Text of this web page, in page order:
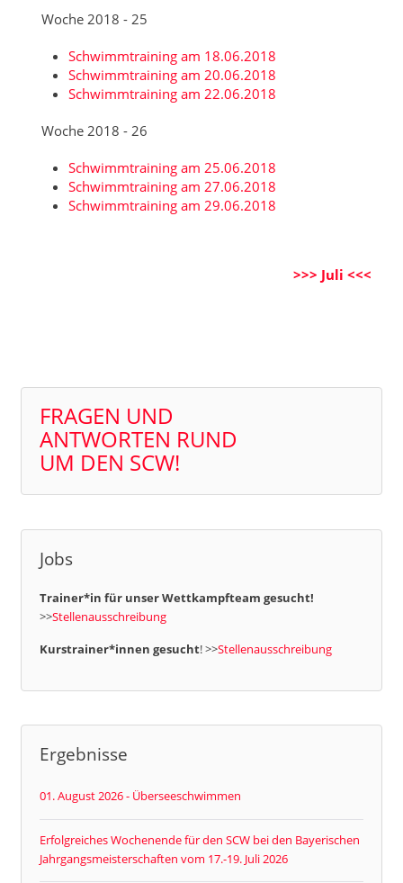
Woche 2018 - 25
Schwimmtraining am 18.06.2018
Schwimmtraining am 20.06.2018
Schwimmtraining am 22.06.2018
Woche 2018 - 26
Schwimmtraining am 25.06.2018
Schwimmtraining am 27.06.2018
Schwimmtraining am 29.06.2018
>>> Juli <<<
FRAGEN UND
ANTWORTEN RUND
UM DEN SCW!
Jobs
Trainer*in für unser Wettkampfteam gesucht!
>>Stellenausschreibung
Kurstrainer*innen gesucht! >>Stellenausschreibung
Ergebnisse
01. August 2026 - Überseeschwimmen
Erfolgreiches Wochenende für den SCW bei den Bayerischen
Jahrgangsmeisterschaften vom 17.-19. Juli 2026